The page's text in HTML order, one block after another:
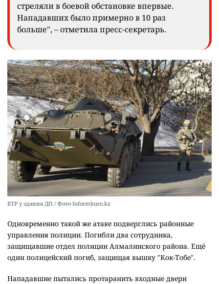
стреляли в боевой обстановке впервые.
Нападавших было примерно в 10 раз
больше", – отметила пресс-секретарь.
БТР у здания ДП / Фото Informburo.kz
Одновременно такой же атаке подверглись районные
управления полиции. Погибли два сотрудника,
защищавшие отдел полиции Алмалинского района. Ещё
один полицейский погиб, защищая вышку "Кок-Тобе".
Нападавшие пытались протаранить входные двери